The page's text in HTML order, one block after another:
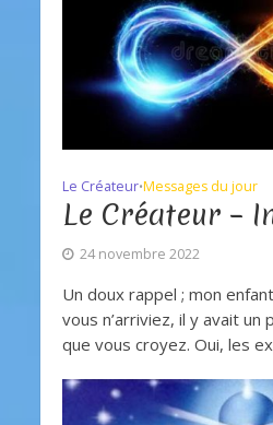
Le Créateur•Messages du jour
Le Créateur –
24 novembre 2022
Un doux rappel ; mon
vous n’arriviez, il y avait un
que vous croyez. Oui, les